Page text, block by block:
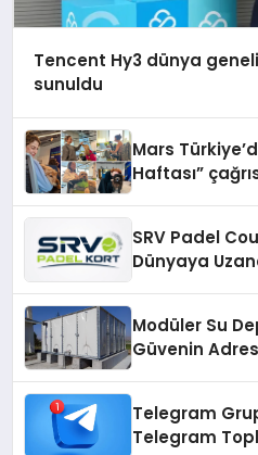
Tencent Hy3 dünya
sunuldu
Mars
Haftası”
SRV Padel
Dünyaya
Modüler Su
Güvenin
Telegram
Telegram